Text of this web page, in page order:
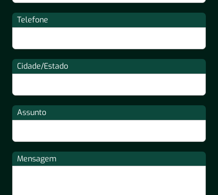
Telefone
Cidade/Estado
Assunto
Mensagem